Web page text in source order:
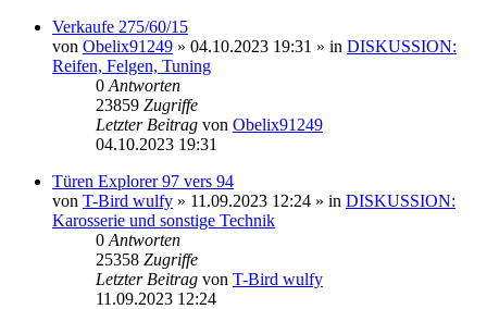
Verkaufe 275/60/15
von Obelix91249 » 04.10.2023 19:31 » in DISKUSSION:
Reifen, Felgen, Tuning
0 Antworten
23859 Zugriffe
Letzter Beitrag von Obelix91249
04.10.2023 19:31
Türen Explorer 97 vers 94
von T-Bird wulfy » 11.09.2023 12:24 » in DISKUSSION:
Karosserie und sonstige Technik
0 Antworten
25358 Zugriffe
Letzter Beitrag von T-Bird wulfy
11.09.2023 12:24